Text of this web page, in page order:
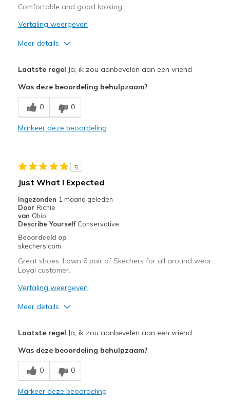
Feels true to size
View On Shoes
I'm Into Shoes
Comfortable and good looking.
Vertaling weergeven
Meer details
Comfortable
Stylish
View On Shoes
Shoes are for Wearing
Laatste regel Ja, ik zou aanbevelen aan een vriend
Was deze beoordeling behulpzaam?
0 0
Markeer deze beoordeling
5
Just What I Expected
Ingezonden 1 maand geleden
Door Richie
van Ohio
Describe Yourself Conservative
Beoordeeld op
skechers.com
Great shoes. I own 6 pair of Skechers for all around wear.
Loyal customer.
Vertaling weergeven
Meer details
Comfortable
Beste toepassingen
Casual Wear
Laatste regel Ja, ik zou aanbevelen aan een vriend
Was deze beoordeling behulpzaam?
0 0
Markeer deze beoordeling